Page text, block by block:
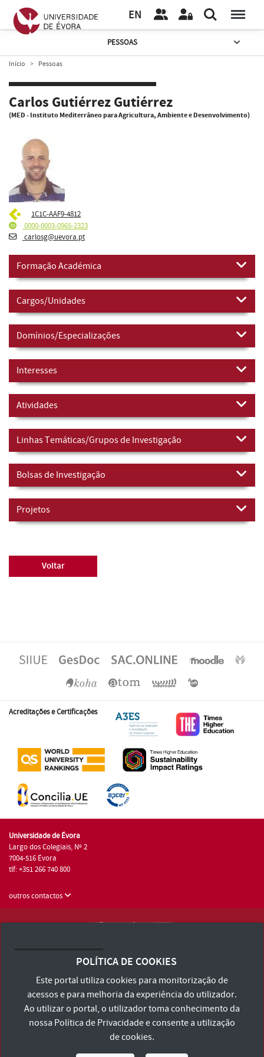
EN
PESSOAS
Início Pessoas
Carlos Gutiérrez Gutiérrez
(MED - Instituto Mediterrâneo para Agricultura, Ambiente e Desenvolvimento)
1C1C-AAF9-4812
0000-0003-0965-2323
carlosg@uevora.pt
Formação Académica
Cargos/Unidades
Domínios/Especializações
Interesses
Atividades
Linhas Temáticas/Grupos de Investigação
Bolsas de Investigação
Projetos
Voltar
Acreditações e Certificações
Universidade de Évora
Largo dos Colegiais, Nº 2
7004-516 Évora
tlf: +351 266 740 800
outros contactos
Consulte os Termos e Condições e Política de Privacidade
Declaração de Acessibilidade
POLÍTICA DE COOKIES
Este portal utiliza cookies para monitorização de
acessos e para melhoria da experiência do utilizador.
Ao utilizar o portal, o utilizador toma conhecimento da
nossa Política de Privacidadee consente a utilização
de cookies.